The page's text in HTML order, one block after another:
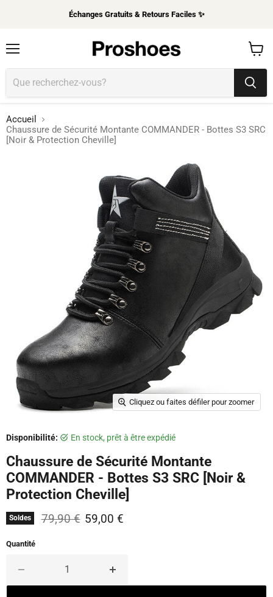
Échanges Gratuits & Retours Faciles ✨
le
panier
Accueil
Chaussure de Sécurité Montante COMMANDER - Bottes S3 SRC
[Noir & Protection Cheville]
Cliquez ou faites défiler pour zoomer
Disponibilité: en stock, prêt à être expédié
Chaussure de Sécurité Montante
COMMANDER - Bottes S3 SRC [Noir &
Protection Cheville]
Soldes Prix d'origine
79,90 € Prix actuel
59,00 €
Quantité